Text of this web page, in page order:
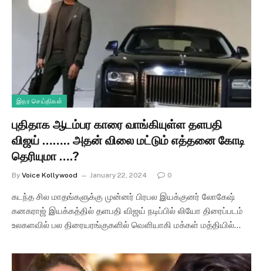
இதர செய்திகள்
புதிதாக ஆடம்பர காரை வாங்கியுள்ள தளபதி
விஜய் …….. அதன் விலை மட்டும் எத்தனை கோடி
தெரியுமா ….?
By Voice Kollywood January 22, 2024 0
கடந்த சில மாதங்களுக்கு முன்னர் பிரபல இயக்குனர் லோகேஷ்
கனகராஜ் இயக்கத்தில் தளபதி விஜய் நடிப்பில் லியோ திரைப்படம்
உலகளவில் பல திரையரங்குகளில் வெளியாகி மக்கள் மத்தியில்…